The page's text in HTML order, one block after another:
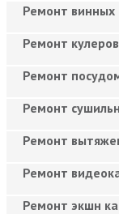
Ремонт
Ремонт
Ремонт
Ремонт
Ремонт
Ремонт
Ремонт экшн